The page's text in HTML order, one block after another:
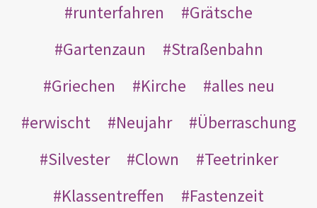
runterfahren
Grätsche
Gartenzaun
Straßenbahn
Griechen
Kirche
alles neu
erwischt
Neujahr
Überraschung
Silvester
Clown
Teetrinker
Klassentreffen
Fastenzeit